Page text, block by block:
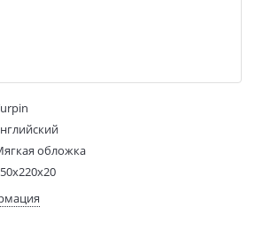
обложка
гр.